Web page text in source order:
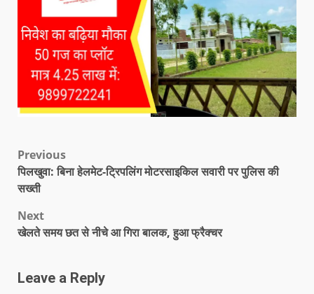
Previous
पिलखुवा: बिना हेलमेट-ट्रिपलिंग मोटरसाइकिल सवारी पर पुलिस की
सख्ती
Next
खेलते समय छत से नीचे आ गिरा बालक, हुआ फ्रैक्चर
Leave a Reply